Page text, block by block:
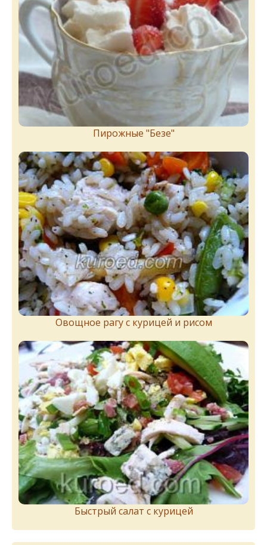
Пирожныe "Бeзe"
Овощное рагу с курицей и рисом
Быстрый салат с курицей